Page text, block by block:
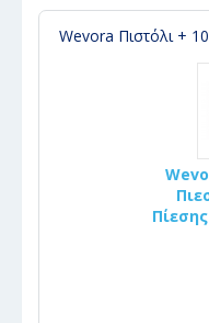
Wevora Πιστόλι +